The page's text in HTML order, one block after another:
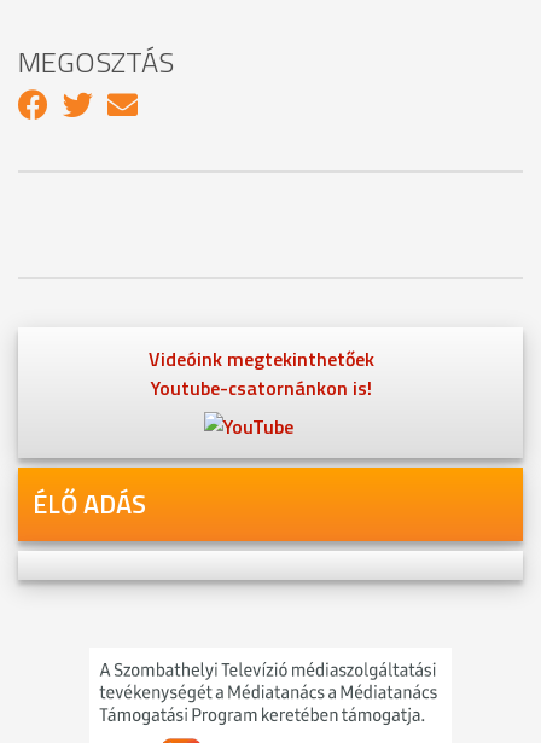
MEGOSZTÁS
Videóink megtekinthetőek
Youtube-csatornánkon is!
ÉLŐ ADÁS